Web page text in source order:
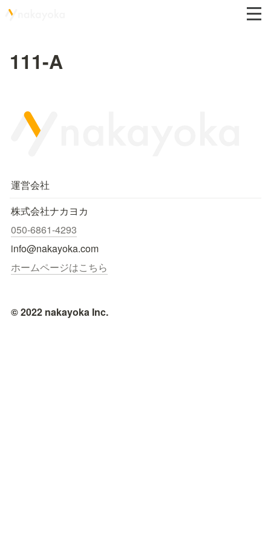
111-A
運営会社
株式会社ナカヨカ
050-6861-4293
info@nakayoka.com
ホームページはこちら
© 2022 nakayoka Inc.